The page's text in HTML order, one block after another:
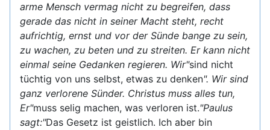
arme Mensch vermag nicht zu begreifen, dass
gerade das nicht in seiner Macht steht, recht
aufrichtig, ernst und vor der Sünde bange zu sein,
zu wachen, zu beten und zu streiten. Er kann nicht
einmal seine Gedanken regieren. Wir"sind nicht
tüchtig von uns selbst, etwas zu denken". Wir sind
ganz verlorene Sünder. Christus muss alles tun,
Er"muss selig machen, was verloren ist."Paulus
sagt:"Das Gesetz ist geistlich. Ich aber bin